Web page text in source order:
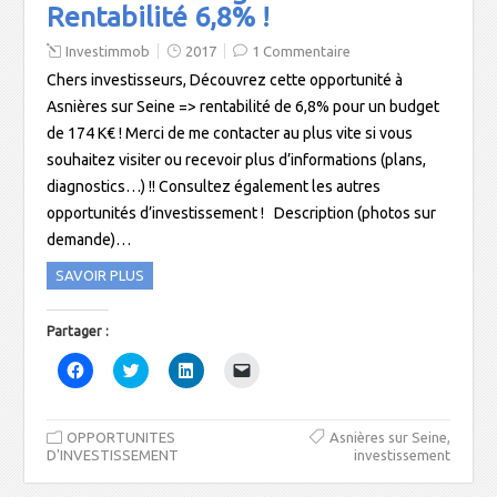
n
s
n
n
u
v
e
l
l
e
f
e
ê
r
e
s
u
e
o
v
l
l
e
f
e
n
e
)
n
s
n
n
u
e
l
l
e
f
e
(
u
r
e
d
a
n
s
u
n
e
n
Rentabilité 6,8% !
Investimmob 2017 1 Commentaire
Chers investisseurs, Découvrez cette opportunité à
Asnières sur Seine => rentabilité de 6,8% pour un budget
de 174 K€ ! Merci de me contacter au plus vite si vous
souhaitez visiter ou recevoir plus d’informations (plans,
diagnostics…) !! Consultez également les autres
opportunités d’investissement ! Description (photos sur
demande)…
SAVOIR PLUS
Partager :
C
l
e
z
o
C
l
e
z
o
C
l
o o
OPPORTUNITES
D'INVESTISSEMENT
Asnières sur Seine,
investissement